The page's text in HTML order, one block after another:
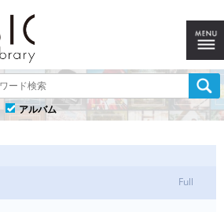
アルバム
Full